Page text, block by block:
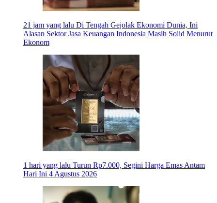
21 jam yang lalu Di Tengah Gejolak Ekonomi Dunia, Ini
Alasan Sektor Jasa Keuangan Indonesia Masih Solid Menurut
Ekonom
1 hari yang lalu Turun Rp7.000, Segini Harga Emas Antam
Hari Ini 4 Agustus 2026